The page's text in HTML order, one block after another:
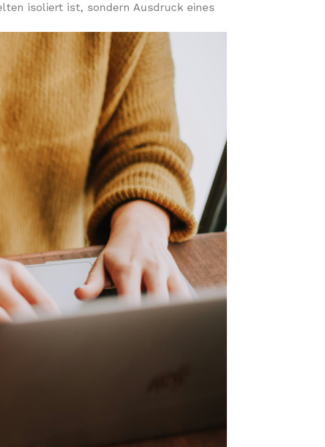
isoliert ist, sondern Ausdruck eines